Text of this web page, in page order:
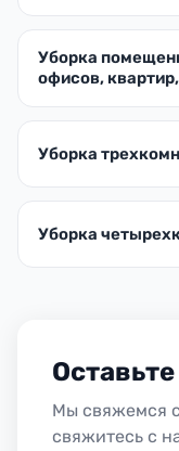
Уборка
офисов,
Уборка
Уборка
Мы свяжемся
свяжитесь с